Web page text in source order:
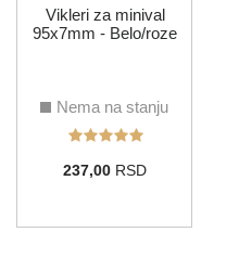
Vikleri za minival
95x7mm - Belo/roze
Nema na stanju
237,00RSD